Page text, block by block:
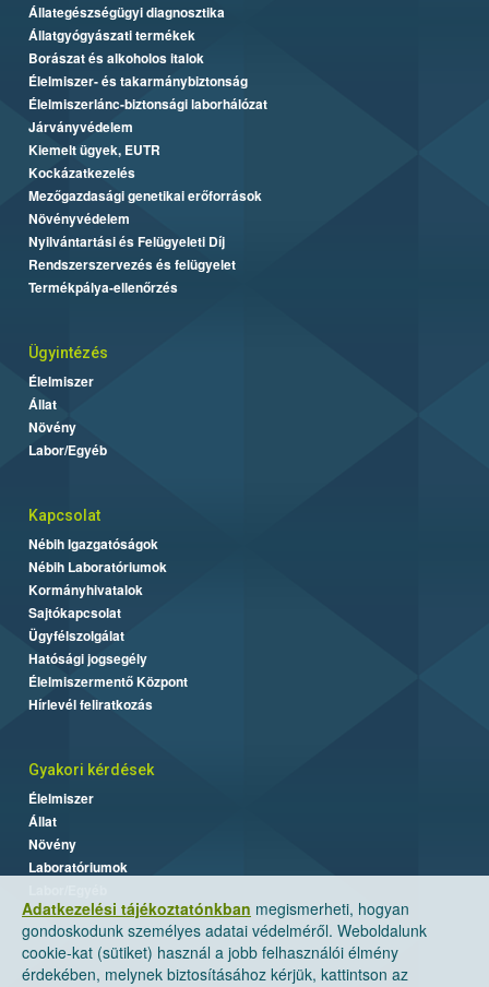
Adatkezelési tájékoztatónkban megismerheti, hogyan
gondoskodunk személyes adatai védelméről. Weboldalunk
cookie-kat (sütiket) használ a jobb felhasználói élmény
érdekében, melynek biztosításához kérjük, kattintson az
Állategészségügyi diagnosztika
Állatgyógyászati termékek
Borászat és alkoholos italok
Élelmiszer- és takarmánybiztonság
Élelmiszerlánc-biztonsági laborhálózat
Járványvédelem
Kiemelt ügyek, EUTR
Kockázatkezelés
Mezőgazdasági genetikai erőforrások
Növényvédelem
Nyilvántartási és Felügyeleti Díj
Rendszerszervezés és felügyelet
Termékpálya-ellenőrzés
Ügyintézés
Élelmiszer
Állat
Növény
Labor/Egyéb
Kapcsolat
Nébih Igazgatóságok
Nébih Laboratóriumok
Kormányhivatalok
Sajtókapcsolat
Ügyfélszolgálat
Hatósági jogsegély
Élelmiszermentő Központ
Hírlevél feliratkozás
Gyakori kérdések
Élelmiszer
Állat
Növény
Laboratóriumok